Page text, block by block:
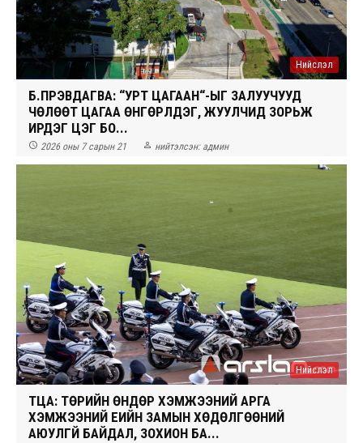
Нийслэл
Б.ПҮРЭВДАГВА: “УРТ ЦАГААН“-ЫГ ЗАЛУУЧУУД
ЧӨЛӨӨТ ЦАГАА ӨНГӨРҮҮЛДЭГ, ЖУУЛЧИД ЗОРЬЖ
ИРДЭГ ЦЭГ БО...
 2026 оны 7 сарын 21  нийтэлсэн: админ
Нийслэл
ТЦА: ТӨРИЙН ӨНДӨР ХЭМЖЭЭНИЙ АРГА
ХЭМЖЭЭНИЙ ҮЕИЙН ЗАМЫН ХӨДӨЛГӨӨНИЙ
АЮУЛГҮЙ БАЙДАЛ, ЗОХИОН БА...